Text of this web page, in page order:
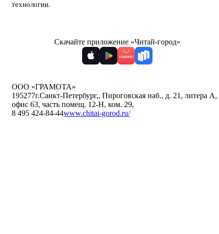
технологии.
Скачайте приложение «Читай-город»
ООО «ГРАМОТА»
195277г.Санкт-Петербург,, Пироговская наб., д. 21, литера А,
офис 63, часть помещ. 12-Н, ком. 29,
8 495 424-84-44www.chitai-gorod.ru/